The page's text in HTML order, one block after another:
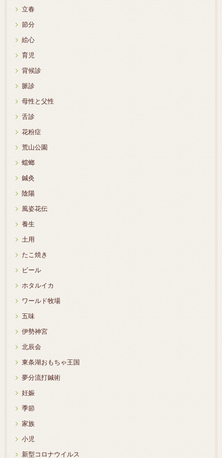
立春
節分
絵心
育児
背候診
脈診
母性と父性
舌診
花粉症
荒山公園
蟷螂
鍼灸
陰陽
風姿花伝
養生
土用
たこ焼き
ビール
ホタルイカ
ワールド牧場
五味
伊勢神宮
北辰会
東条湖おもちゃ王国
夢分流打鍼術
妊娠
季節
家族
小児
新型コロナウイルス